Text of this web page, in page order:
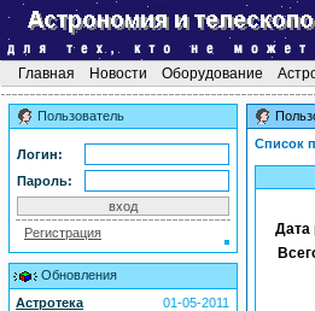
Главная Новости Оборудование
Пользователь
Логин:
Пароль:
Регистрация
Обновления
Астротека
01-05-2011
Список
Дата